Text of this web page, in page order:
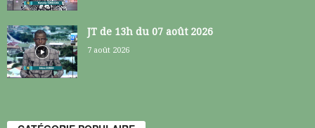
JT de 13h du 07 août 2026
7 août 2026